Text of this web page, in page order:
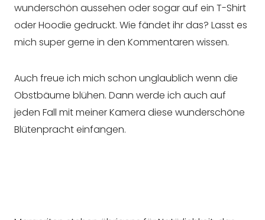
wunderschön aussehen oder sogar auf ein T-Shirt
oder Hoodie gedruckt. Wie fändet ihr das? Lasst es
mich super gerne in den Kommentaren wissen.
Auch freue ich mich schon unglaublich wenn die
Obstbäume blühen. Dann werde ich auch auf
jeden Fall mit meiner Kamera diese wunderschöne
Blütenpracht einfangen.